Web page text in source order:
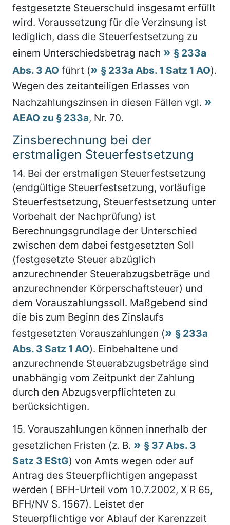
festgesetzte Steuerschuld insgesamt erfüllt
wird. Voraussetzung für die Verzinsung ist
lediglich, dass die Steuerfestsetzung zu
einem Unterschiedsbetrag nach
§ 233a
Abs. 3 AO führt ( § 233a Abs. 1 Satz 1 AO).
Wegen des zeitanteiligen Erlasses von
Nachzahlungszinsen in diesen Fällen vgl.
AEAO zu § 233a, Nr. 70.
Zinsberechnung bei der
erstmaligen Steuerfestsetzung
14. Bei der erstmaligen Steuerfestsetzung
(endgültige Steuerfestsetzung, vorläufige
Steuerfestsetzung, Steuerfestsetzung unter
Vorbehalt der Nachprüfung) ist
Berechnungsgrundlage der Unterschied
zwischen dem dabei festgesetzten Soll
(festgesetzte Steuer abzüglich
anzurechnender Steuerabzugsbeträge und
anzurechnender Körperschaftsteuer) und
dem Vorauszahlungssoll. Maßgebend sind
die bis zum Beginn des Zinslaufs
festgesetzten Vorauszahlungen (
§ 233a
Abs. 3 Satz 1 AO). Einbehaltene und
anzurechnende Steuerabzugsbeträge sind
unabhängig vom Zeitpunkt der Zahlung
durch den Abzugsverpflichteten zu
berücksichtigen.
15. Vorauszahlungen können innerhalb der
gesetzlichen Fristen (z. B.
§ 37 Abs. 3
Satz 3 EStG) von Amts wegen oder auf
Antrag des Steuerpflichtigen angepasst
werden ( BFH-Urteil vom 10.7.2002, X R 65,
BFH/NV S. 1567). Leistet der
Steuerpflichtige vor Ablauf der Karenzzeit